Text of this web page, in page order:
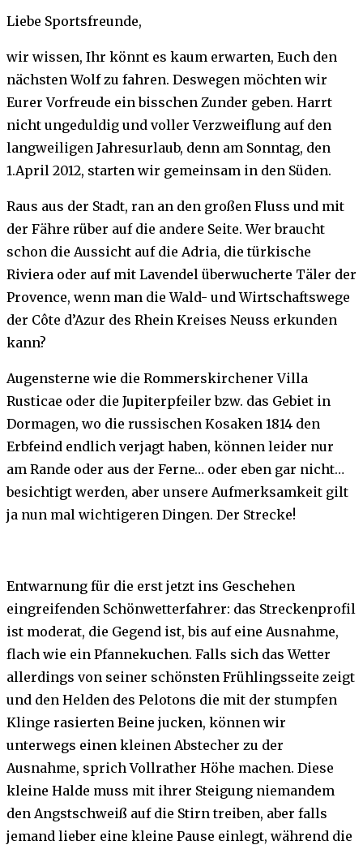
Liebe Sportsfreunde,
wir wissen, Ihr könnt es kaum erwarten, Euch den
nächsten Wolf zu fahren. Deswegen möchten wir
Eurer Vorfreude ein bisschen Zunder geben. Harrt
nicht ungeduldig und voller Verzweiflung auf den
langweiligen Jahresurlaub, denn am Sonntag, den
1.April 2012, starten wir gemeinsam in den Süden.
Raus aus der Stadt, ran an den großen Fluss und mit
der Fähre rüber auf die andere Seite. Wer braucht
schon die Aussicht auf die Adria, die türkische
Riviera oder auf mit Lavendel überwucherte Täler der
Provence, wenn man die Wald- und Wirtschaftswege
der Côte d’Azur des Rhein Kreises Neuss erkunden
kann?
Augensterne wie die Rommerskirchener Villa
Rusticae oder die Jupiterpfeiler bzw. das Gebiet in
Dormagen, wo die russischen Kosaken 1814 den
Erbfeind endlich verjagt haben, können leider nur
am Rande oder aus der Ferne… oder eben gar nicht…
besichtigt werden, aber unsere Aufmerksamkeit gilt
ja nun mal wichtigeren Dingen. Der Strecke!
Entwarnung für die erst jetzt ins Geschehen
eingreifenden Schönwetterfahrer: das Streckenprofil
ist moderat, die Gegend ist, bis auf eine Ausnahme,
flach wie ein Pfannekuchen. Falls sich das Wetter
allerdings von seiner schönsten Frühlingsseite zeigt
und den Helden des Pelotons die mit der stumpfen
Klinge rasierten Beine jucken, können wir
unterwegs einen kleinen Abstecher zu der
Ausnahme, sprich Vollrather Höhe machen. Diese
kleine Halde muss mit ihrer Steigung niemandem
den Angstschweiß auf die Stirn treiben, aber falls
jemand lieber eine kleine Pause einlegt, während die